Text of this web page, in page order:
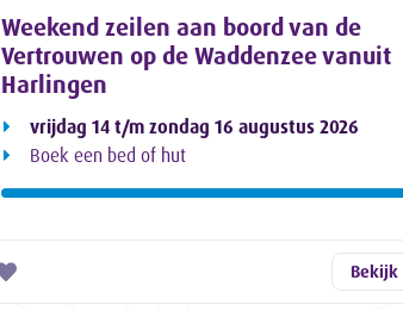
Weekend zeilen aan boord van de
Vertrouwen op de Waddenzee vanuit
Harlingen
vrijdag 14 t/m zondag 16 augustus 2026
Boek een bed of hut
Bekijk